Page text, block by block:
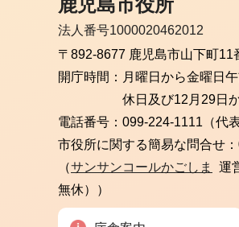
法人番号1000020462012
〒892-8677 鹿児島市山下町11
開庁時間： 月曜日から金曜日
休日及び12月29日
電話番号： 099-224-1111（代表
市役所に関する簡易な問合せ：
（サンサンコールかごしま
運
無休））